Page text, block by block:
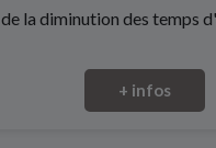
de la diminution des temps
+ infos